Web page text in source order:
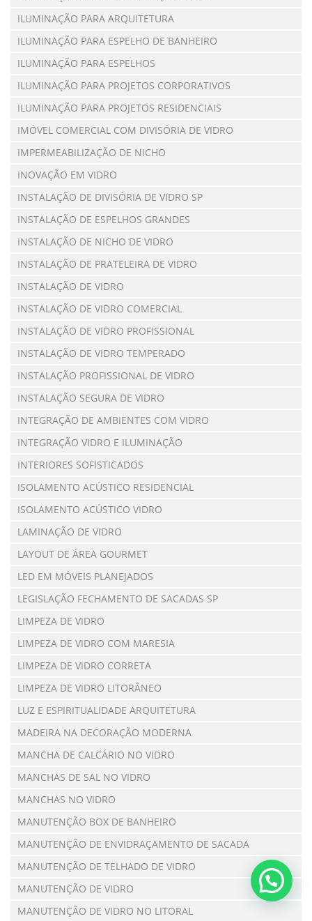
ILUMINAÇÃO PARA ARQUITETURA
ILUMINAÇÃO PARA ESPELHO DE BANHEIRO
ILUMINAÇÃO PARA ESPELHOS
ILUMINAÇÃO PARA PROJETOS CORPORATIVOS
ILUMINAÇÃO PARA PROJETOS RESIDENCIAIS
IMÓVEL COMERCIAL COM DIVISÓRIA DE VIDRO
IMPERMEABILIZAÇÃO DE NICHO
INOVAÇÃO EM VIDRO
INSTALAÇÃO DE DIVISÓRIA DE VIDRO SP
INSTALAÇÃO DE ESPELHOS GRANDES
INSTALAÇÃO DE NICHO DE VIDRO
INSTALAÇÃO DE PRATELEIRA DE VIDRO
INSTALAÇÃO DE VIDRO
INSTALAÇÃO DE VIDRO COMERCIAL
INSTALAÇÃO DE VIDRO PROFISSIONAL
INSTALAÇÃO DE VIDRO TEMPERADO
INSTALAÇÃO PROFISSIONAL DE VIDRO
INSTALAÇÃO SEGURA DE VIDRO
INTEGRAÇÃO DE AMBIENTES COM VIDRO
INTEGRAÇÃO VIDRO E ILUMINAÇÃO
INTERIORES SOFISTICADOS
ISOLAMENTO ACÚSTICO RESIDENCIAL
ISOLAMENTO ACÚSTICO VIDRO
LAMINAÇÃO DE VIDRO
LAYOUT DE ÁREA GOURMET
LED EM MÓVEIS PLANEJADOS
LEGISLAÇÃO FECHAMENTO DE SACADAS SP
LIMPEZA DE VIDRO
LIMPEZA DE VIDRO COM MARESIA
LIMPEZA DE VIDRO CORRETA
LIMPEZA DE VIDRO LITORÂNEO
LUZ E ESPIRITUALIDADE ARQUITETURA
MADEIRA NA DECORAÇÃO MODERNA
MANCHA DE CALCÁRIO NO VIDRO
MANCHAS DE SAL NO VIDRO
MANCHAS NO VIDRO
MANUTENÇÃO BOX DE BANHEIRO
MANUTENÇÃO DE ENVIDRAÇAMENTO DE SACADA
MANUTENÇÃO DE TELHADO DE VIDRO
MANUTENÇÃO DE VIDRO
MANUTENÇÃO DE VIDRO NO LITORAL